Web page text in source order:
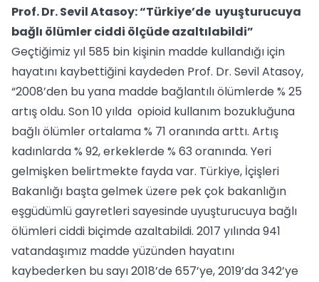
Prof. Dr. Sevil Atasoy: “Türkiye’de uyuşturucuya
bağlı ölümler ciddi ölçüde azaltılabildi”
Geçtiğimiz yıl 585 bin kişinin madde kullandığı için
hayatını kaybettiğini kaydeden Prof. Dr. Sevil Atasoy,
“2008’den bu yana madde bağlantılı ölümlerde % 25
artış oldu. Son 10 yılda opioid kullanım bozukluğuna
bağlı ölümler ortalama % 71 oranında arttı. Artış
kadınlarda % 92, erkeklerde % 63 oranında. Yeri
gelmişken belirtmekte fayda var. Türkiye, İçişleri
Bakanlığı başta gelmek üzere pek çok bakanlığın
eşgüdümlü gayretleri sayesinde uyuşturucuya bağlı
ölümleri ciddi biçimde azaltabildi. 2017 yılında 941
vatandaşımız madde yüzünden hayatını
kaybederken bu sayı 2018’de 657’ye, 2019’da 342’ye